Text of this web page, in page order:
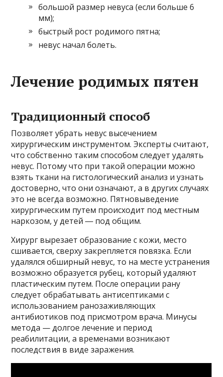
большой размер невуса (если больше 6
мм);
быстрый рост родимого пятна;
невус начал болеть.
Лечение родимых пятен
Традиционный способ
Позволяет убрать невус высечением
хирургическим инструментом. Эксперты считают,
что собственно таким способом следует удалять
невус. Потому что при такой операции можно
взять ткани на гистологический анализ и узнать
достоверно, что они означают, а в других случаях
это не всегда возможно. Пятновыведение
хирургическим путем происходит под местным
наркозом, у детей ― под общим.
Хирург вырезает образование с кожи, место
сшивается, сверху закрепляется повязка. Если
удалялся обширный невус, то на месте устранения
возможно образуется рубец, который удаляют
пластическим путем. После операции рану
следует обрабатывать антисептиками с
использованием ранозаживляющих
антибиотиков под присмотром врача. Минусы
метода — долгое лечение и период
реабилитации, а временами возникают
последствия в виде заражения.